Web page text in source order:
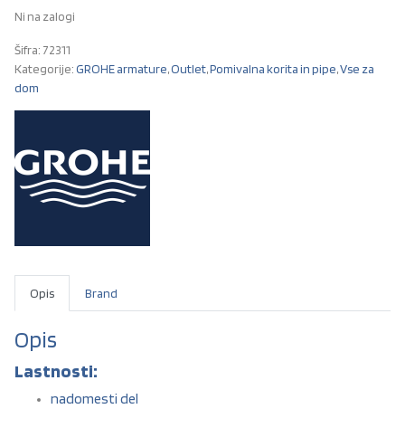
Ni na zalogi
Šifra: 72311
Kategorije:GROHE armature,Outlet,Pomivalna korita in pipe,Vse za
dom
Opis Brand
Opis
Lastnosti:
nadomesti del